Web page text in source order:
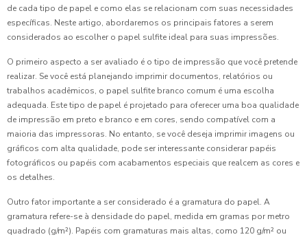
de cada tipo de papel e como elas se relacionam com suas necessidades
específicas. Neste artigo, abordaremos os principais fatores a serem
considerados ao escolher o papel sulfite ideal para suas impressões.
O primeiro aspecto a ser avaliado é o tipo de impressão que você pretende
realizar. Se você está planejando imprimir documentos, relatórios ou
trabalhos acadêmicos, o papel sulfite branco comum é uma escolha
adequada. Este tipo de papel é projetado para oferecer uma boa qualidade
de impressão em preto e branco e em cores, sendo compatível com a
maioria das impressoras. No entanto, se você deseja imprimir imagens ou
gráficos com alta qualidade, pode ser interessante considerar papéis
fotográficos ou papéis com acabamentos especiais que realcem as cores e
os detalhes.
Outro fator importante a ser considerado é a gramatura do papel. A
gramatura refere-se à densidade do papel, medida em gramas por metro
quadrado (g/m²). Papéis com gramaturas mais altas, como 120 g/m² ou